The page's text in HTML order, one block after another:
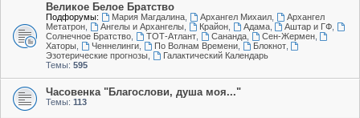
Великое Белое Братство
Подфорумы: Мария Магдалина, Архангел Михаил,
Архангел
Метатрон
Ангелы и Архангелы, Крайон, Адама, Аштар и ГФ
Солнечное Братство
ТОТ-Атлант, Сананда, Сен-Жермен,
Хаторы
Ченнелинги, По Волнам Времени, Блокнот,
Эзотерические прогнозы
Галактический Календарь
Темы: 595
Часовенка "Благослови, душа моя..."
Темы: 113